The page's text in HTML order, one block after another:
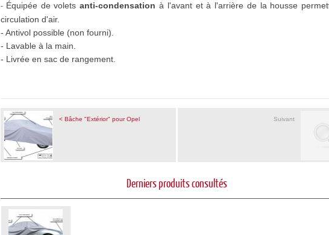
- Équipée de voletsanti-condensation à l'avant et à l'arrière de la housse
circulation d'air.
- Antivol possible (non fourni).
- Lavable à la main.
- Livrée en sac de rangement.
< Bâche "Extérior" pour Opel Suivant
Derniers produits consultés